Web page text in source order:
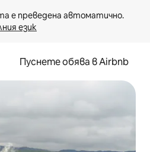
език
Пуснете обява в Airbnb